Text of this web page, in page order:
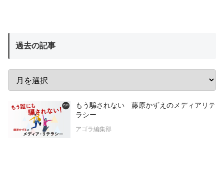
過去の記事
もう騙されない 藤原かずえのメディアリテ
ラシー
アゴラ編集部